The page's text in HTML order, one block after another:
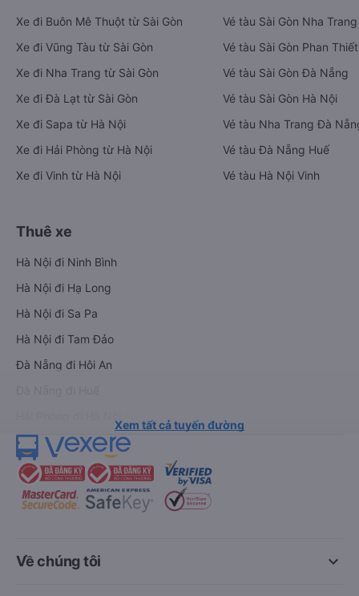
Xe đi Buôn Mê Thuột từ Sài Gòn
Xe đi Vũng Tàu từ Sài Gòn
Xe đi Nha Trang từ Sài Gòn
Xe đi Đà Lạt từ Sài Gòn
Xe đi Sapa từ Hà Nội
Xe đi Hải Phòng từ Hà Nội
Xe đi Vinh từ Hà Nội
Vé tàu Sài Gòn Nha Trang
Vé tàu Sài Gòn Phan Thiết
Vé tàu Sài Gòn Đà Nẵng
Vé tàu Sài Gòn Hà Nội
Vé tàu Nha Trang Đà
Vé tàu Đà Nẵng Huế
Vé tàu Hà Nội Vinh
Thuê xe
Hà Nội đi Ninh Bình
Hà Nội đi Hạ Long
Hà Nội đi Sa Pa
Hà Nội đi Tam Đảo
Đà Nẵng đi Hội An
Xem tất cả tuyến đường
keyboard_arrow_down
Về chúng tôi